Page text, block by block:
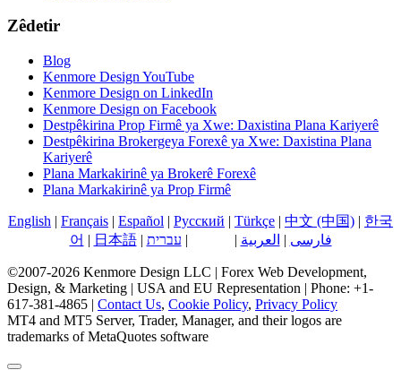
Zêdetir
Blog
Kenmore Design YouTube
Kenmore Design on LinkedIn
Kenmore Design on Facebook
Destpêkirina Prop Firmê ya Xwe: Daxistina Plana Kariyerê
Destpêkirina Brokergeya Forexê ya Xwe: Daxistina Plana
Kariyerê
Plana Markakirinê ya Brokerê Forexê
Plana Markakirinê ya Prop Firmê
English | Français | Español | Русский | Türkçe | 中文 (中国) | 한국
어 | 日本語| עברית | | العربية | فارسی
©2007-2026 Kenmore Design LLC | Forex Web Development,
Design, & Marketing | USA and EU Representation | Phone: +1-
617-381-4865 | Contact Us, Cookie Policy, Privacy Policy
MT4 and MT5 Server, Trader, Manager, and their logos are
trademarks of MetaQuotes software